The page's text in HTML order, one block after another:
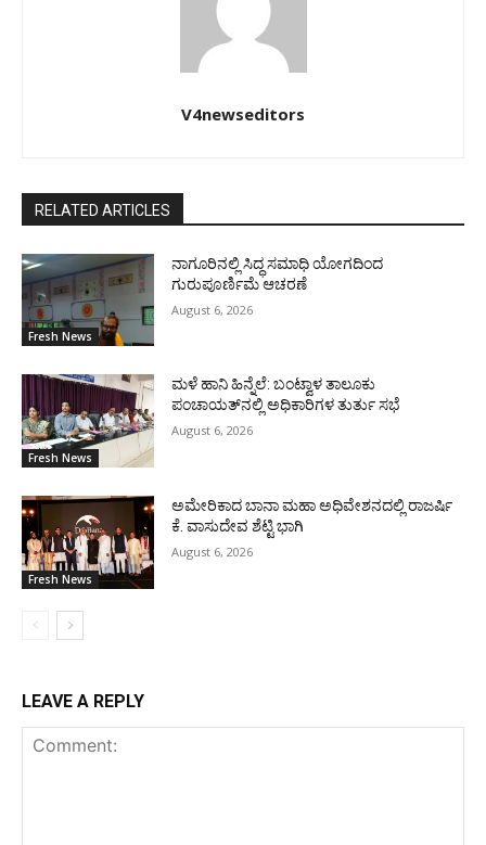
V4newseditors
RELATED ARTICLES
Fresh News
ನಾಗೂರಿನಲ್ಲಿ ಸಿದ್ಧ ಸಮಾಧಿ ಯೋಗದಿಂದ
ಗುರುಪೂರ್ಣಿಮೆ ಆಚರಣೆ
August 6, 2026
Fresh News
ಮಳೆ ಹಾನಿ ಹಿನ್ನೆಲೆ: ಬಂಟ್ವಾಳ ತಾಲೂಕು
ಪಂಚಾಯತ್‌ನಲ್ಲಿ ಅಧಿಕಾರಿಗಳ ತುರ್ತು ಸಭೆ
August 6, 2026
Fresh News
ಅಮೇರಿಕಾದ ಬಾನಾ ಮಹಾ ಅಧಿವೇಶನದಲ್ಲಿ ರಾಜರ್ಷಿ
ಕೆ. ವಾಸುದೇವ ಶೆಟ್ಟಿ ಭಾಗಿ
August 6, 2026
LEAVE A REPLY